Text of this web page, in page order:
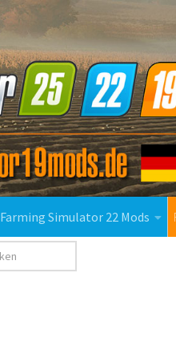
Farming Simulator 22 Mods